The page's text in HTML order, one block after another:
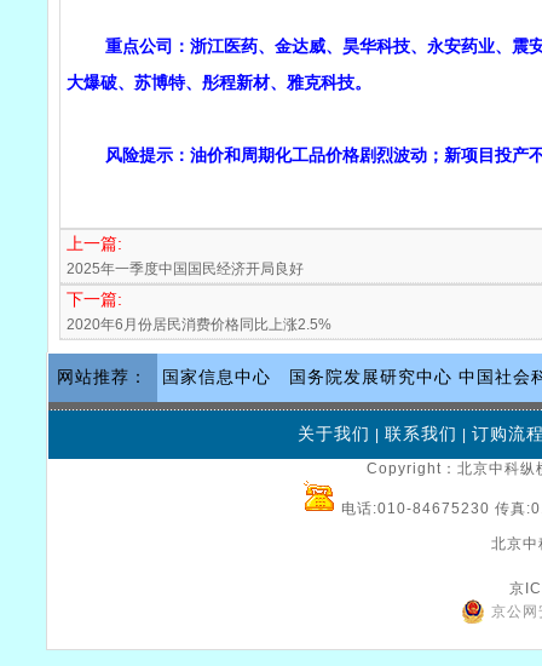
重点公司：浙江医药、金达威、昊华科技、永安药业、震
大爆破、苏博特、彤程新材、雅克科技。
风险提示：油价和周期化工品价格剧烈波动；新项目投产
上一篇:
2025年一季度中国国民经济开局良好
下一篇:
2020年6月份居民消费价格同比上涨2.5%
网站推荐： 国家信息中心 国务院发展研究中心 中国社会
关于我们 联系我们 订购流
Copyright：北京中科
电话:010-84675230 传真
北京中
京
京公